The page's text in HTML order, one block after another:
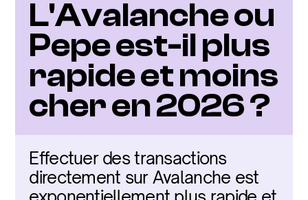
L'Avalanche ou
Pepe est-il plus
rapide et moins
cher en 2026 ?
Effectuer des transactions
directement sur Avalanche est